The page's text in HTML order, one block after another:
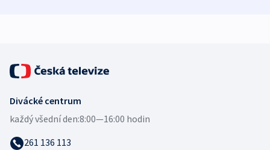
Divácké centrum
každý všední den:8:00—16:00 hodin
261 136 113